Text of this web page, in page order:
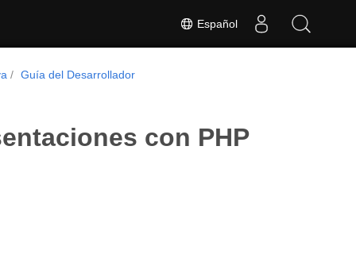
Español
Guía del Desarrollador
con PHP